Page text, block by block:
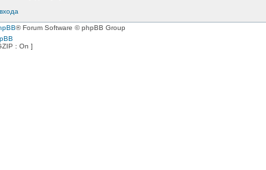
® Forum Software © phpBB Group
: On ]